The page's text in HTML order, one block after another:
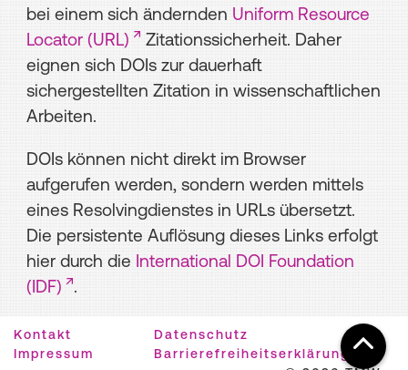
bei einem sich ändernden Uniform Resource
Locator (URL)
Zitationssicherheit. Daher
eignen sich DOIs zur dauerhaft
sichergestellten Zitation in wissenschaftlichen
Arbeiten.
DOIs können nicht direkt im Browser
aufgerufen werden, sondern werden mittels
eines Resolvingdienstes in URLs übersetzt.
Die persistente Auflösung dieses Links erfolgt
hier durch die International DOI Foundation
(IDF)
.
Kontakt
Datenschutz
Impressum
Barrierefreiheitserklärung